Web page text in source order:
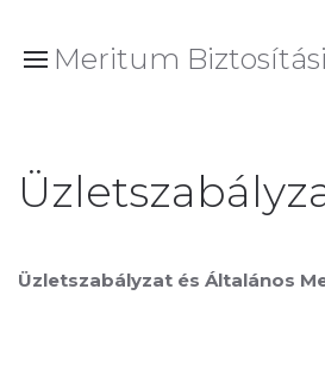
Meritum
Üzletszabályzat és Általános